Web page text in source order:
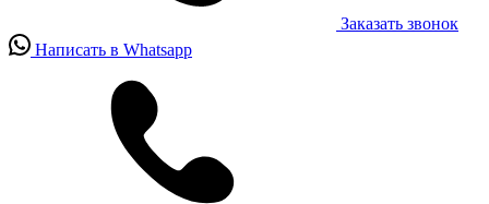
Заказать звонок
Написать в Whatsapp